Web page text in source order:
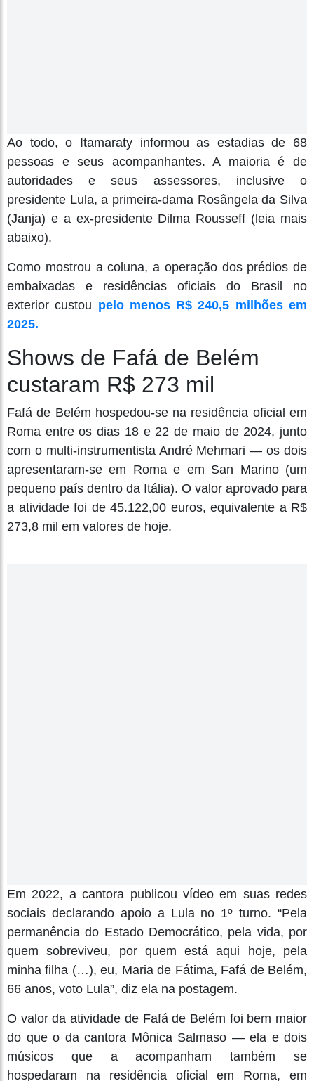
Ao todo, o Itamaraty informou as estadias de 68
pessoas e seus acompanhantes. A maioria é de
autoridades e seus assessores, inclusive o
presidente Lula, a primeira-dama Rosângela da Silva
(Janja) e a ex-presidente Dilma Rousseff (leia mais
abaixo).
Como mostrou a coluna, a operação dos prédios de
embaixadas e residências oficiais do Brasil no
exterior custou pelo menos R$ 240,5 milhões em
2025.
Shows de Fafá de Belém
custaram R$ 273 mil
Fafá de Belém hospedou-se na residência oficial em
Roma entre os dias 18 e 22 de maio de 2024, junto
com o multi-instrumentista André Mehmari — os dois
apresentaram-se em Roma e em San Marino (um
pequeno país dentro da Itália). O valor aprovado para
a atividade foi de 45.122,00 euros, equivalente a R$
273,8 mil em valores de hoje.
Em 2022, a cantora publicou vídeo em suas redes
sociais declarando apoio a Lula no 1º turno. “Pela
permanência do Estado Democrático, pela vida, por
quem sobreviveu, por quem está aqui hoje, pela
minha filha (…), eu, Maria de Fátima, Fafá de Belém,
66 anos, voto Lula”, diz ela na postagem.
O valor da atividade de Fafá de Belém foi bem maior
do que o da cantora Mônica Salmaso — ela e dois
músicos que a acompanham também se
hospedaram na residência oficial em Roma, em